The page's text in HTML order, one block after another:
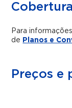
Cobertura
Para
de Planos e
Preços e